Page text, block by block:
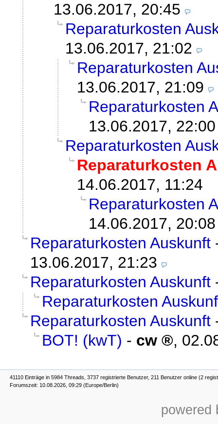
13.06.2017, 20:45
Reparaturkosten
13.06.2017, 21:02
Reparaturkosten
13.06.2017, 21:09
Reparaturkosten
13.06.2017, 22:00
Reparaturkosten
Reparaturkosten
14.06.2017, 11:24
Reparaturkosten
14.06.2017, 20:08
Reparaturkosten Auskunft
13.06.2017, 21:23
Reparaturkosten Auskunft
Reparaturkosten
Reparaturkosten Auskunft
BOT! (kwT) - cw ,
41110 Einträge in 5984 Threads, 3737 registrierte Benutzer, 211 Benutzer online (2
Forumszeit: 10.08.2026, 09:29 (Europe/Berlin)
powered